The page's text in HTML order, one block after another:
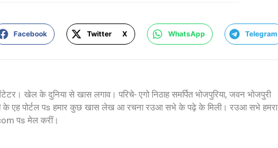
Facebook Twitter X WhatsApp Telegram
खेल के दुनिया से खास लगाव। परिचे- एगो निठाह समर्पित भोजपुरिया, जवन भोजपुरी
के एह पोर्टल पs हमार कुछ खास लेख आ रचना रउआ सभे के पढ़े के मिली। रउआ सभे हमरा
पs मेल करीं।